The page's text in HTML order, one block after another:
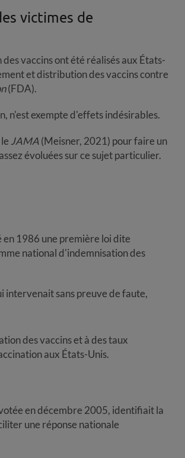
victimes de
vaccins ont été réalisés aux États-
et distribution des vaccins contre
(FDA).
n'est exempte d'effets indésirables.
JAMA(Meisner, 2021) pour faire un
évoluées sur ce sujet particulier.
en 1986 une première loi dite
national d'indemnisation des
intervenait sans preuve de faute,
des vaccins et à des taux
aux États-Unis.
en décembre 2005, identifiait la
une réponse nationale